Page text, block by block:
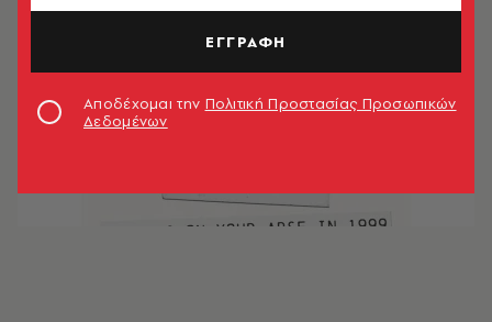
ΕΓΓΡΑΦΗ
Αποδέχομαι την Πολιτική Προστασίας Προσωπικών
Δεδομένων